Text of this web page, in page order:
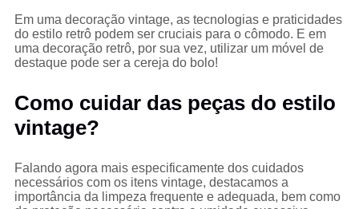
Em uma decoração vintage, as tecnologias e praticidades
do estilo retrô podem ser cruciais para o cômodo. E em
uma decoração retrô, por sua vez, utilizar um móvel de
destaque pode ser a cereja do bolo!
Como cuidar das peças do estilo
vintage?
Falando agora mais especificamente dos cuidados
necessários com os itens vintage, destacamos a
importância da limpeza frequente e adequada, bem como